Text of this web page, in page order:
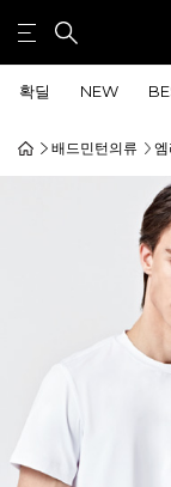
확딜 NEW
배드민턴의류